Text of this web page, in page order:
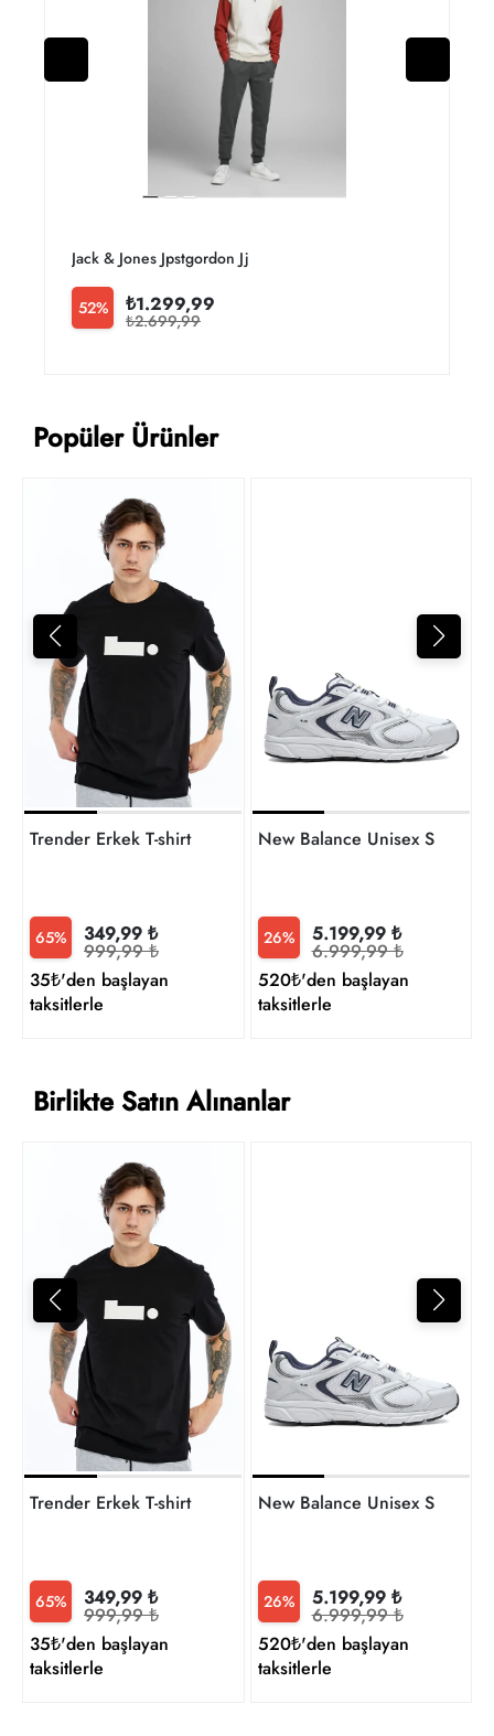
Jack & Jones Jpstgordon Jjnewsoft Noos Erkek Eşofman Alt
52% ₺1.299,99
₺2.699,99
Popüler Ürünler
Trender Erkek T-shirt
65% 349,99 ₺
999,99 ₺
35₺'den başlayan
taksitlerle
New Balance Unisex Sneaker
26% 5.199,99 ₺
6.999,99 ₺
520₺'den başlayan
taksitlerle
Birlikte Satın Alınanlar
Trender Erkek T-shirt
65% 349,99 ₺
999,99 ₺
35₺'den başlayan
taksitlerle
New Balance Unisex Sneaker
26% 5.199,99 ₺
6.999,99 ₺
520₺'den başlayan
taksitlerle